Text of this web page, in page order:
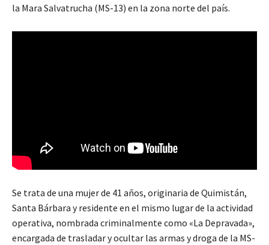
la Mara Salvatrucha (MS-13) en la zona norte del país.
Se trata de una mujer de 41 años, originaria de Quimistán,
Santa Bárbara y residente en el mismo lugar de la actividad
operativa, nombrada criminalmente como «La Depravada»,
encargada de trasladar y ocultar las armas y droga de la MS-